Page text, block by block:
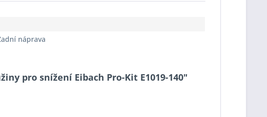
náprava
pro snížení Eibach Pro-Kit E1019-140"